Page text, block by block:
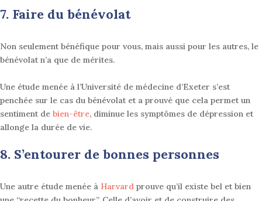
7. Faire du bénévolat
Non seulement bénéfique pour vous, mais aussi pour les autres, le
bénévolat n’a que de mérites.
Une étude menée à l’Université de médecine d’Exeter s’est
penchée sur le cas du bénévolat et a prouvé que cela permet un
sentiment de bien-être, diminue les symptômes de dépression et
allonge la durée de vie.
8. S’entourer de bonnes personnes
Une autre étude menée à Harvard prouve qu’il existe bel et bien